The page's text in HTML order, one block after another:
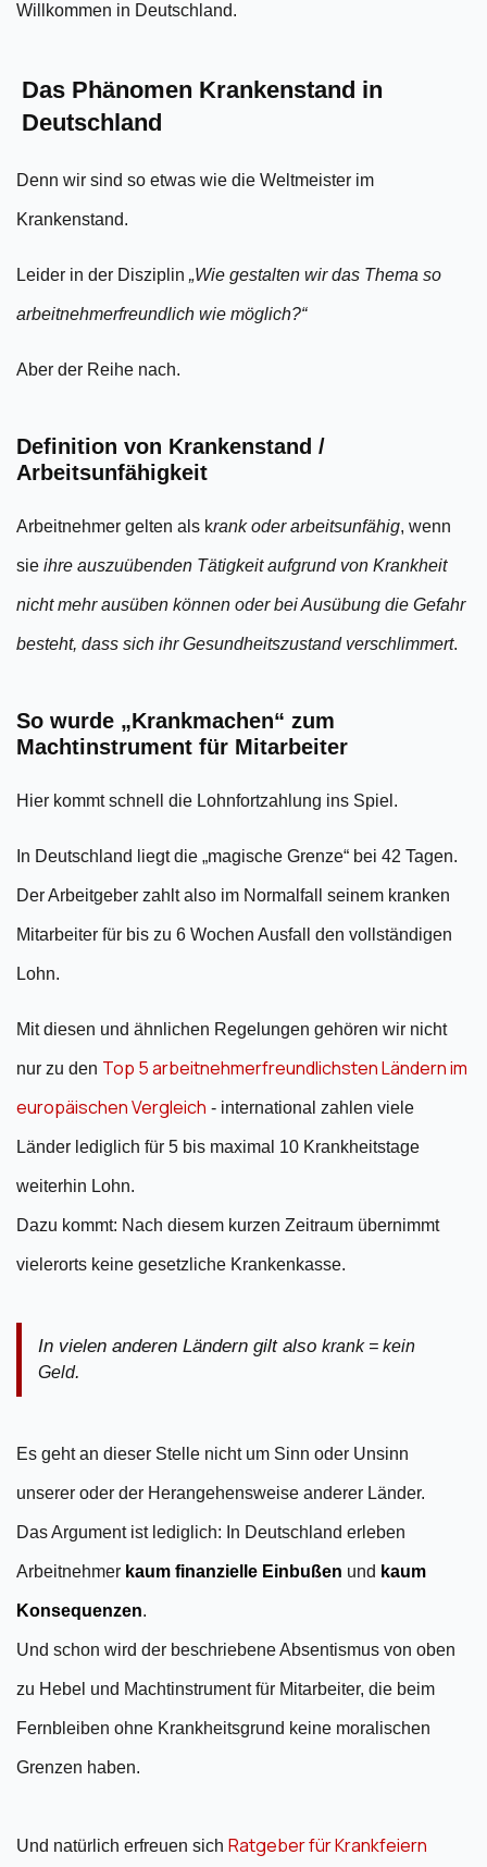
Willkommen in Deutschland.
Das Phänomen Krankenstand in
Deutschland
Denn wir sind so etwas wie die Weltmeister im
Krankenstand.
Leider in der Disziplin „Wie gestalten wir das Thema so
arbeitnehmerfreundlich wie möglich?“
Aber der Reihe nach.
Definition von Krankenstand /
Arbeitsunfähigkeit
Arbeitnehmer gelten als krank oder arbeitsunfähig, wenn
sie ihre auszuübenden Tätigkeit aufgrund von Krankheit
nicht mehr ausüben können oder bei Ausübung die Gefahr
besteht, dass sich ihr Gesundheitszustand verschlimmert.
So wurde „Krankmachen“ zum
Machtinstrument für Mitarbeiter
Hier kommt schnell die Lohnfortzahlung ins Spiel.
In Deutschland liegt die „magische Grenze“ bei 42 Tagen.
Der Arbeitgeber zahlt also im Normalfall seinem kranken
Mitarbeiter für bis zu 6 Wochen Ausfall den vollständigen
Lohn.
Mit diesen und ähnlichen Regelungen gehören wir nicht
nur zu den Top 5 arbeitnehmerfreundlichsten Ländern im
europäischen Vergleich - international zahlen viele
Länder lediglich für 5 bis maximal 10 Krankheitstage
weiterhin Lohn.
Dazu kommt: Nach diesem kurzen Zeitraum übernimmt
vielerorts keine gesetzliche Krankenkasse.
In vielen anderen Ländern gilt also krank = kein
Geld.
Es geht an dieser Stelle nicht um Sinn oder Unsinn
unserer oder der Herangehensweise anderer Länder.
Das Argument ist lediglich: In Deutschland erleben
Arbeitnehmer kaum finanzielle Einbußen und kaum
Konsequenzen.
Und schon wird der beschriebene Absentismus von oben
zu Hebel und Machtinstrument für Mitarbeiter, die beim
Fernbleiben ohne Krankheitsgrund keine moralischen
Grenzen haben.
Und natürlich erfreuen sich Ratgeber für Krankfeiern